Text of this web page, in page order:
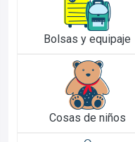
Bolsas y equipaje
Cosas de niños